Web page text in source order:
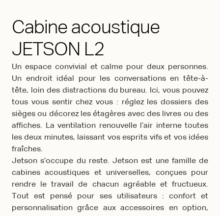
Cabine acoustique
JETSON L2
Un espace convivial et calme pour deux personnes.
Un endroit idéal pour les conversations en tête-à-
tête, loin des distractions du bureau. Ici, vous pouvez
tous vous sentir chez vous : réglez les dossiers des
sièges ou décorez les étagères avec des livres ou des
affiches. La ventilation renouvelle l’air interne toutes
les deux minutes, laissant vos esprits vifs et vos idées
fraîches.
Jetson s’occupe du reste. Jetson est une famille de
cabines acoustiques et universelles, conçues pour
rendre le travail de chacun agréable et fructueux.
Tout est pensé pour ses utilisateurs : confort et
personnalisation grâce aux accessoires en option,